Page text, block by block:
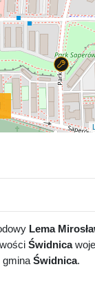
Lema
Świdnica
gmina Świdnica.